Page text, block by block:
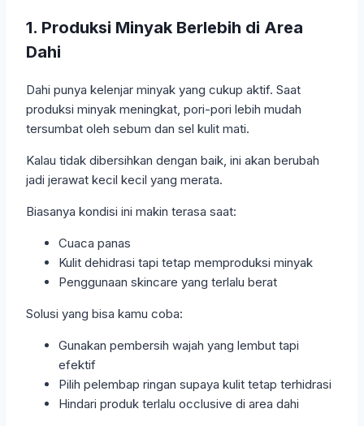
1. Produksi Minyak Berlebih di Area
Dahi
Dahi punya kelenjar minyak yang cukup aktif. Saat
produksi minyak meningkat, pori-pori lebih mudah
tersumbat oleh sebum dan sel kulit mati.
Kalau tidak dibersihkan dengan baik, ini akan berubah
jadi jerawat kecil kecil yang merata.
Biasanya kondisi ini makin terasa saat:
Cuaca panas
Kulit dehidrasi tapi tetap memproduksi minyak
Penggunaan skincare yang terlalu berat
Solusi yang bisa kamu coba:
Gunakan pembersih wajah yang lembut tapi
efektif
Pilih pelembap ringan supaya kulit tetap terhidrasi
Hindari produk terlalu occlusive di area dahi